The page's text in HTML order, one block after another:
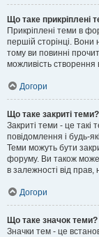
Що таке прикріплені
Прикріплені теми в
першій сторінці. Вони
тому ви повинні
можливість створення
Догори
Що таке закриті теми?
Закриті теми - це такі
повідомлення і будь-
Теми можуть бути
форуму. Ви також
в залежності від
Догори
Що таке значок теми?
Значки тем - це